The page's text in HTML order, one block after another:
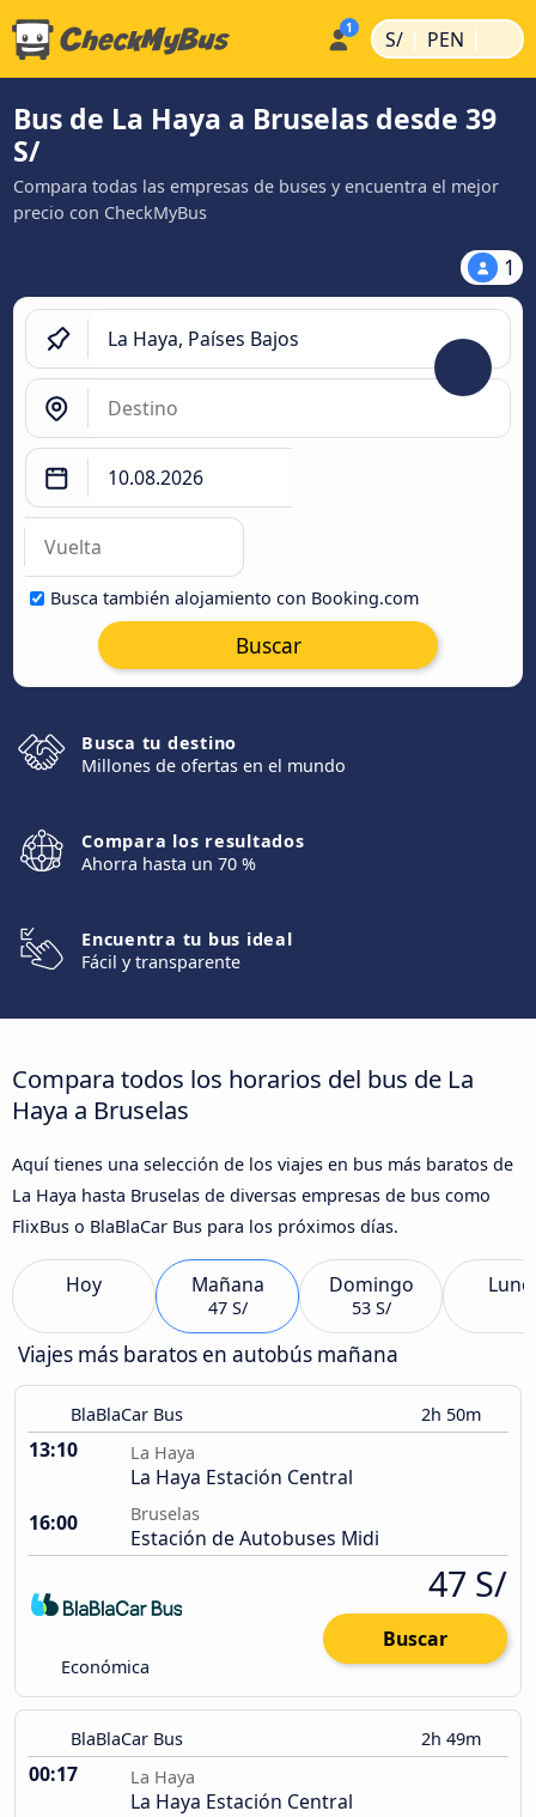
S/ | PEN |
Bus de La Haya a Bruselas desde 39
S/
Compara todas las empresas de buses y encuentra el mejor
precio con CheckMyBus
1
Busca también alojamiento con Booking.com
Buscar
Busca tu destino
Millones de ofertas en el mundo
Compara los resultados
Ahorra hasta un 70 %
Encuentra tu bus ideal
Fácil y transparente
Compara todos los horarios del bus de La
Haya a Bruselas
Aquí tienes una selección de los viajes en bus más baratos de
La Haya hasta Bruselas de diversas empresas de bus como
FlixBus o BlaBlaCar Bus para los próximos días.
Hoy Mañana
47 S/
Domingo
53 S/
Viajes más baratos en autobús mañana
BlaBlaCar Bus 2h 50m
13:10 La Haya
La Haya Estación Central
16:00
Bruselas
Estación de Autobuses Midi
Económica
47 S/
Buscar
BlaBlaCar Bus 2h 49m
00:17 La Haya
La Haya Estación Central